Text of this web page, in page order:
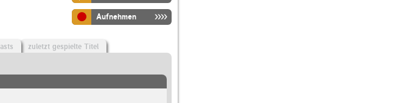
Aufnehmen
zuletzt gespielte Titel